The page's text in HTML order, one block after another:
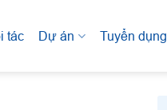
tác Dự án Tuyển dụng